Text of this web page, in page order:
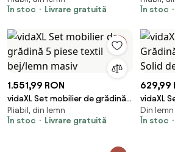
masiv
În stoc
Livrare gratuită
lemn
În stoc
1.551,99 RON
vidaXL Set mobilier de grădină 5
piese textil bej/lemn masiv
Pliabil, din lemn
În stoc
Livrare gratuită
629,99
vidaXL
pcs
Din lemn
În stoc